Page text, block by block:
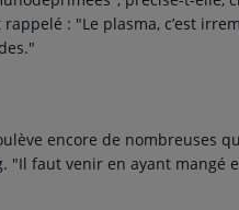
: "Le plasma, c’est
encore de nombreuses
"Il faut venir en ayant mangé